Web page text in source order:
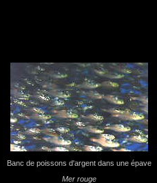
Banc de poissons d'argent dans une épave
Mer rouge